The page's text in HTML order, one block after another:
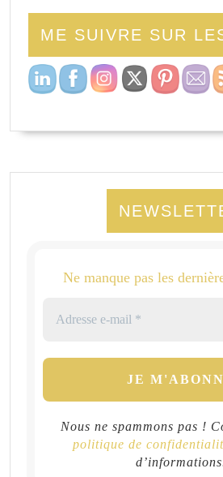
ME SUIVRE SUR
Ne manque pas les
Nous ne spammons pas !
politique de